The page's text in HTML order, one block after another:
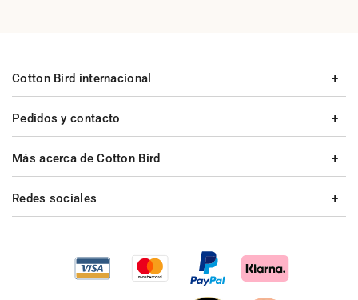
Pedidos y contacto
Más acerca de Cotton Bird
Cotton Bird internacional
Redes sociales